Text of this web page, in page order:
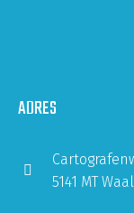
ADRES
5141 MT